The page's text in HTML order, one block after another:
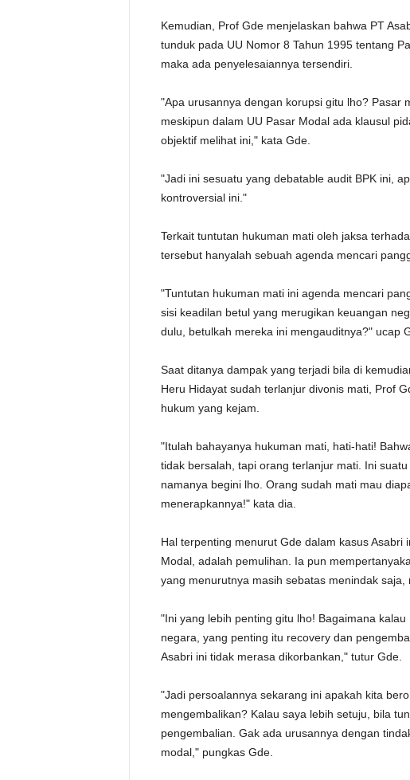
Kemudian, Prof Gde menjelaskan bahwa PT
tunduk pada UU Nomor 8 Tahun 1995 tentang
maka ada penyelesaiannya tersendiri.
"Apa urusannya dengan korupsi gitu lho? Pasar
meskipun dalam UU Pasar Modal ada klausul
objektif melihat ini," kata Gde.
"Jadi ini sesuatu yang debatable audit BPK ini,
kontroversial ini."
Terkait tuntutan hukuman mati oleh jaksa
tersebut hanyalah sebuah agenda mencari
"Tuntutan hukuman mati ini agenda mencari
sisi keadilan betul yang merugikan keuangan
dulu, betulkah mereka ini mengauditnya?" ucap
Saat ditanya dampak yang terjadi bila di
Heru Hidayat sudah terlanjur divonis mati, Prof
hukum yang kejam.
"Itulah bahayanya hukuman mati, hati-hati!
tidak bersalah, tapi orang terlanjur mati. Ini
namanya begini lho. Orang sudah mati mau
menerapkannya!" kata dia.
Hal terpenting menurut Gde dalam kasus Asabri
Modal, adalah pemulihan. Ia pun
yang menurutnya masih sebatas menindak
"Ini yang lebih penting gitu lho! Bagaimana
negara, yang penting itu recovery dan
Asabri ini tidak merasa dikorbankan," tutur Gde.
"Jadi persoalannya sekarang ini apakah kita
mengembalikan? Kalau saya lebih setuju, bila
pengembalian. Gak ada urusannya dengan
modal," pungkas Gde.